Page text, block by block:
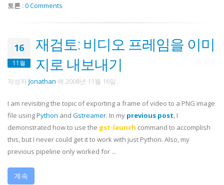
토론 : 0 Comments
16
11월
재검토: 비디오 프레임을 이미
지로 내보내기
작성자Jonathan 에 2008년 11월 16일 .
I am revisiting the topic of exporting a frame of video to a PNG image
file usingPython and Gstreamer. In my previous post, I
demonstrated how to use the gst-launch command to accomplish
this, but I never could get it to work with just Python. Also, my
previous pipeline only worked for ...
계속